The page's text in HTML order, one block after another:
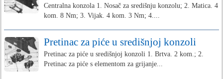
Centralna konzola 1. Nosač za središnju konzolu; 2. Matica. 4
kom. 8 Nm; 3. Vijak. 4 kom. 3 Nm; 4....
Pretinac za piće u središnjoj konzoli
Pretinac za piće u središnjoj konzoli 1. Brtva. 2 kom.; 2.
Pretinac za piće s elementom za grijanje...